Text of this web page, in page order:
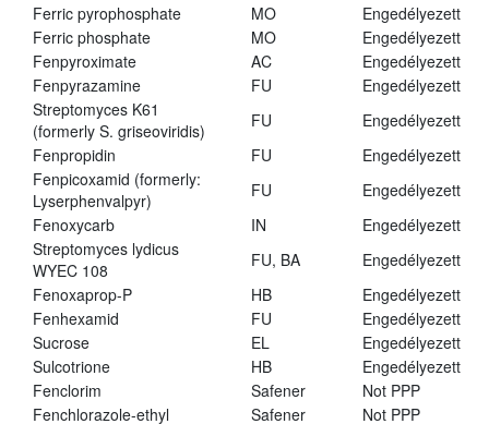
Ferric pyrophosphate
MO
Engedélyezett
Ferric phosphate
MO
Engedélyezett
Fenpyroximate
AC
Engedélyezett
Fenpyrazamine
FU
Engedélyezett
Streptomyces K61
(formerly S. griseoviridis)
FU
Engedélyezett
Fenpropidin
FU
Engedélyezett
Fenpicoxamid (formerly:
Lyserphenvalpyr)
FU
Engedélyezett
Fenoxycarb
IN
Engedélyezett
Streptomyces lydicus
WYEC 108
FU, BA
Engedélyezett
Fenoxaprop-P
HB
Engedélyezett
Fenhexamid
FU
Engedélyezett
Sucrose
EL
Engedélyezett
Sulcotrione
HB
Engedélyezett
Fenclorim
Safener
Not PPP
Fenchlorazole-ethyl
Safener
Not PPP